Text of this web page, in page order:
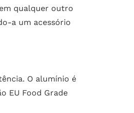
qualquer outro
a um acessório
O alumínio é
EU Food Grade